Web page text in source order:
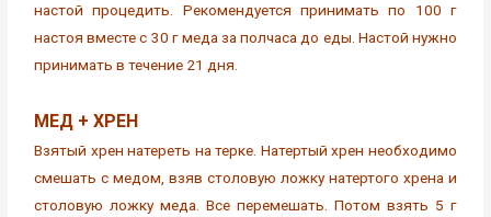
настой процедить. Рекомендуется принимать по 100 г
настоя вместе с 30 г меда за полчаса до еды. Настой нужно
принимать в течение 21 дня.
МЕД + ХРЕН
Взятый хрен натереть на терке. Натертый хрен необходимо
смешать с медом, взяв столовую ложку натертого хрена и
столовую ложку меда. Все перемешать. Потом взять 5 г